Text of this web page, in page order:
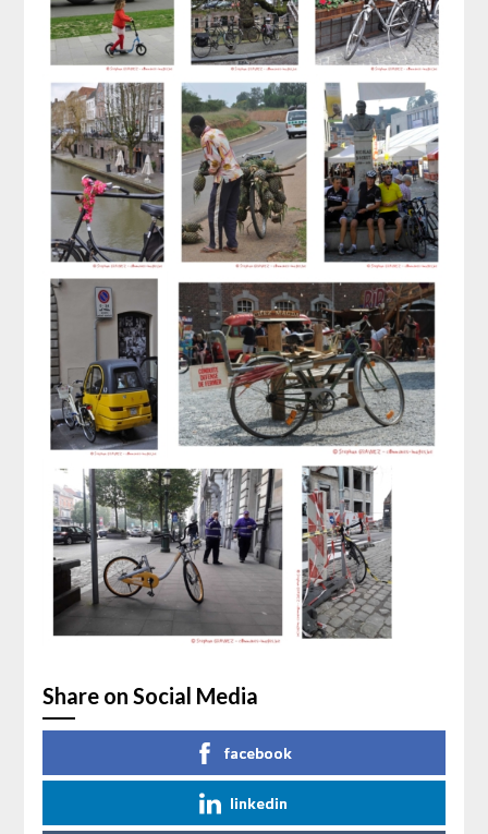
Share on Social Media
facebook
linkedin